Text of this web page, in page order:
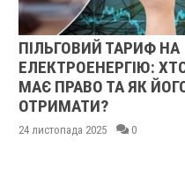
ПІЛЬГОВИЙ ТАРИФ НА
ЕЛЕКТРОЕНЕРГІЮ: ХТО
МАЄ ПРАВО ТА ЯК ЙОГО
ОТРИМАТИ?
24 листопада 2025 0